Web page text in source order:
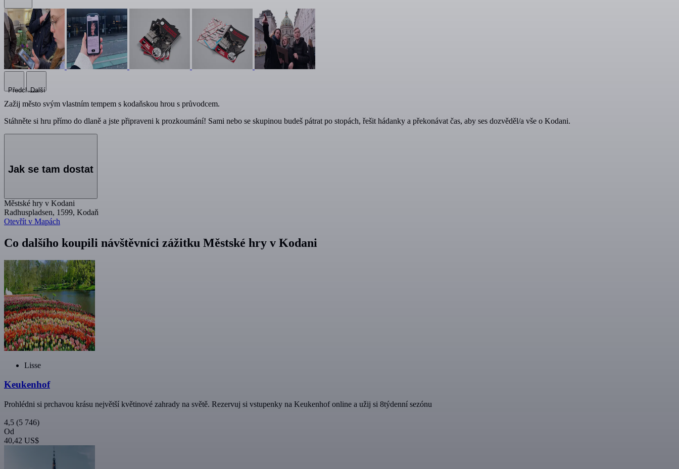
PředchozíDalší
Zažij město svým vlastním tempem s kodaňskou hrou s průvodcem.
Stáhněte si hru přímo do dlaně a jste připraveni k prozkoumání! Sami nebo se skupinou budeš pátrat po stopách, řešit hádanky a překonávat čas, aby ses dozvěděl/a vše o Kodani.
Jak se tam dostat
Městské hry v Kodani
Radhuspladsen, 1599, Kodaň
Otevřít v Mapách
Co dalšího koupili návštěvníci zážitku Městské hry v Kodani
Lisse
Keukenhof
Prohlédni si prchavou krásu největší květinové zahrady na světě. Rezervuj si vstupenky na Keukenhof online a užij si 8týdenní sezónu
4,5 (5 746)
Od
40,42 US$